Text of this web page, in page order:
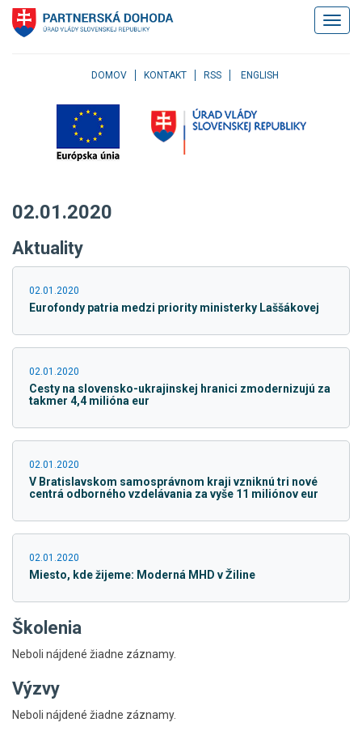
Klávesové
skratky
Skočiť
menu
na
Skočiť
pätičku
stránky
DOMOV KONTAKT RSS ENGLISH
02.01.2020
Aktuality
02.01.2020
Eurofondy patria medzi priority ministerky Laššákovej
02.01.2020
Cesty na slovensko-ukrajinskej hranici zmodernizujú za
takmer 4,4 milióna eur
02.01.2020
V Bratislavskom samosprávnom kraji vzniknú tri nové
centrá odborného vzdelávania za vyše 11 miliónov eur
02.01.2020
Miesto, kde žijeme: Moderná MHD v Žiline
Školenia
Neboli nájdené žiadne záznamy.
Výzvy
Neboli nájdené žiadne záznamy.